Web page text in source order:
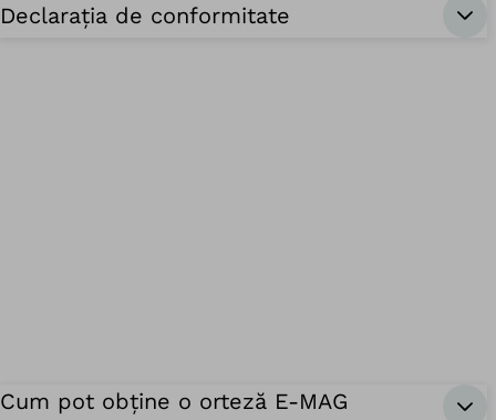
Declarația de conformitate
Cum pot obține o orteză E-MAG